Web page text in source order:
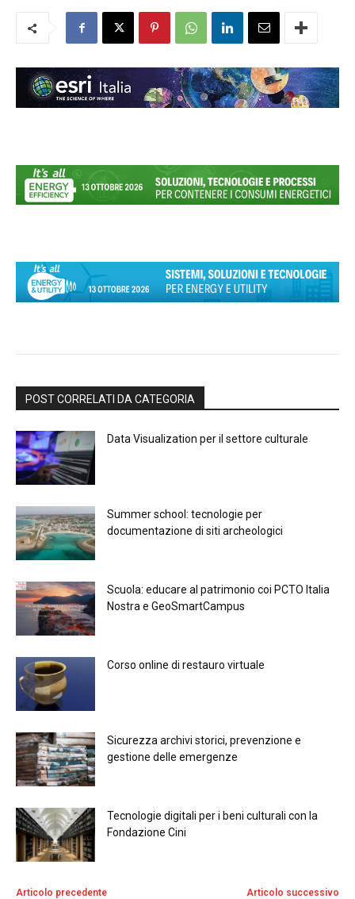
POST CORRELATI DA CATEGORIA
Data Visualization per il settore culturale
Summer school: tecnologie per
documentazione di siti archeologici
Scuola: educare al patrimonio coi PCTO Italia
Nostra e GeoSmartCampus
Corso online di restauro virtuale
Sicurezza archivi storici, prevenzione e
gestione delle emergenze
Tecnologie digitali per i beni culturali con la
Fondazione Cini
Articolo precedente Articolo successivo